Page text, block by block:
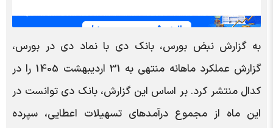
به گزارش نبض بورس، بانک دی با نماد دی در بورس،
گزارش عملکرد ماهانه منتهی به 31 اردیبهشت 1405 را در
کدال منتشر کرد. بر اساس این گزارش، بانک دی توانست در
این ماه از مجموع درآمدهای تسهیلات اعطایی، سپرده